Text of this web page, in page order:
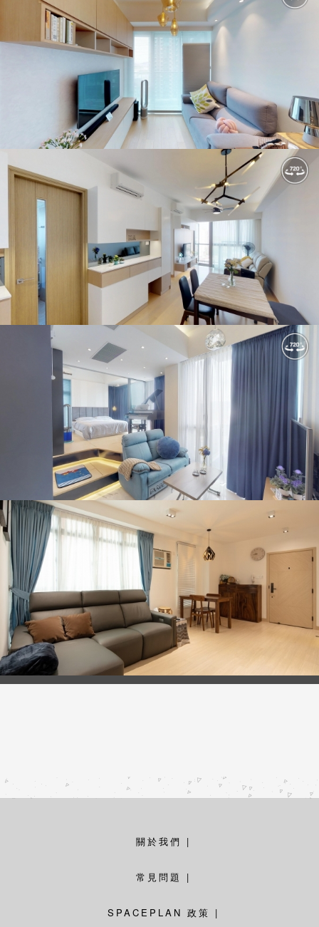
關於我們 |
常見問題 |
SPACEPLAN 政策 |